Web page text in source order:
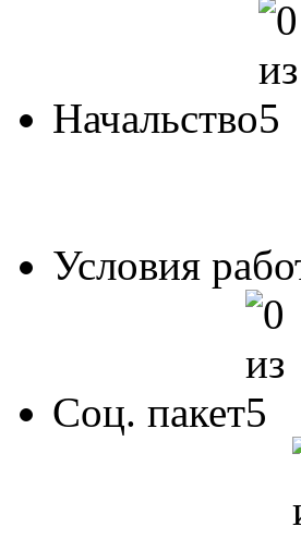
Начальство
Условия
Соц. пакет